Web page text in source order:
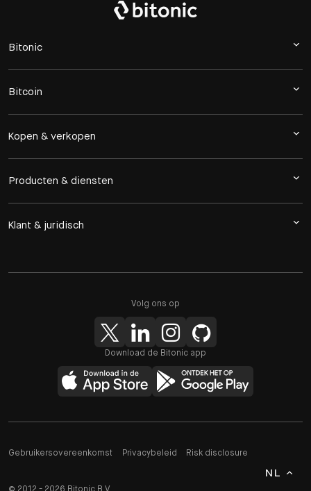
Bitonic
Bitcoin
Kopen & verkopen
Producten & diensten
Klant & juridisch
Volg ons op
Download de Bitonic app
Gebruikersovereenkomst Privacybeleid Risk disclosure
NL